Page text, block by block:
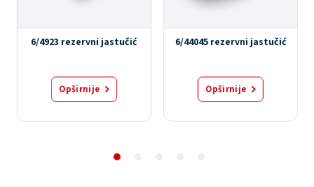
6/4923 rezervni jastučić
Opširnije
6/44045 rezervni jastučić
Opširnije